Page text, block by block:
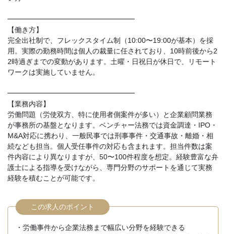
━━━━━━━━━━━━━━━━━━
【働き方】
完全出社制で、フレックスタイム制（10:00〜19:00が基本）を採
用。実際の勤務時間は個人の裁量に任されており、10時前後から2
2時過ぎまでの変動があります。土曜・日祝日が休日で、リモート
ワークは実施していません。
━━━━━━━━━━━━━━━━━━
【業務内容】
労働問題（労使双方、特に使用者側案件が多い）と企業顧問業務
が事務所の基盤となります。ベンチャー法務では資金調達・IPO・
M&A対応に携わり、一般民事では刑事事件・交通事故・離婚・相
続なども担当。個人受任事件の対応も含まれます。担当件数は案
件内容により異なりますが、50〜100件程度を想定。経験豊富な弁
護士による指導を受けながら、専門分野のサポートを通じて実務
経験を積むことが可能です。
この求人のポイント
・労働事件から企業法務まで幅広い分野を経験できる